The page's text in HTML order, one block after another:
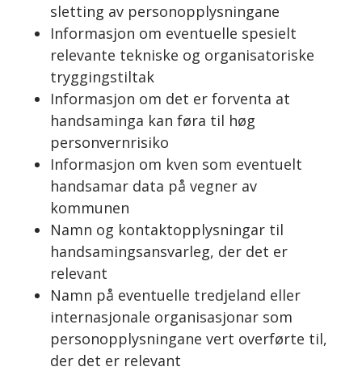
sletting av personopplysningane
Informasjon om eventuelle spesielt
relevante tekniske og organisatoriske
tryggingstiltak
Informasjon om det er forventa at
handsaminga kan føra til høg
personvernrisiko
Informasjon om kven som eventuelt
handsamar data på vegner av
kommunen
Namn og kontaktopplysningar til
handsamingsansvarleg, der det er
relevant
Namn på eventuelle tredjeland eller
internasjonale organisasjonar som
personopplysningane vert overførte til,
der det er relevant